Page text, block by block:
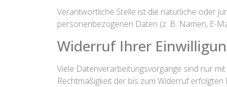
Verantwortliche Stelle ist die natürliche oder
personenbezogenen Daten (z. B. Namen, E-
Widerruf Ihrer
Viele Datenverarbeitungsvorgänge sind nur
Rechtmäßigkeit der bis zum Widerruf